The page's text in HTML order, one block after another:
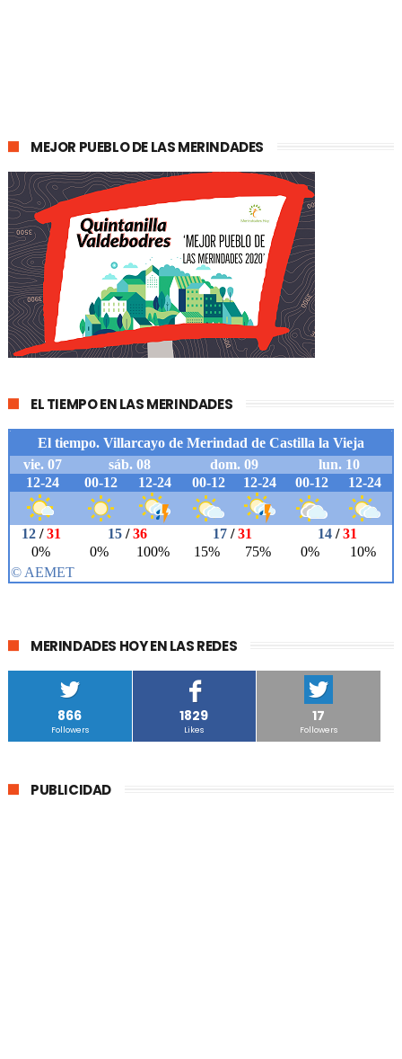
MEJOR PUEBLO DE LAS MERINDADES
EL TIEMPO EN LAS MERINDADES
MERINDADES HOY EN LAS REDES
866
Followers
1829
Likes
17
Followers
PUBLICIDAD